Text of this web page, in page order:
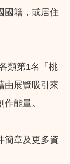
國籍，或居住
類第1名「桃
由展覽吸引來
能量。
簡章及更多資